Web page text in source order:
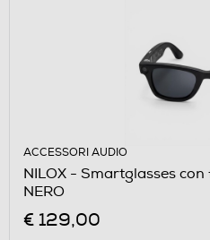
ACCESSORI AUDIO
NILOX - Smartglasses
NERO
€ 129,00